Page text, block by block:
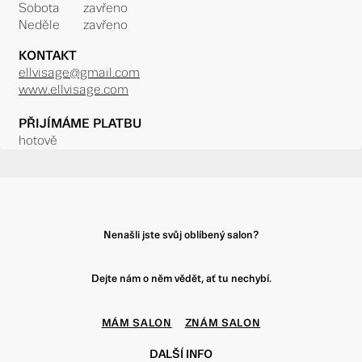
Sobota
zavřeno
Neděle
zavřeno
KONTAKT
ellvisage@gmail.com
www.ellvisage.com
PŘIJÍMÁME PLATBU
hotově
Nenašli jste svůj oblíbený salon?
Dejte nám o něm vědět, ať tu nechybí.
MÁM SALON ZNÁM SALON
DALŠÍ INFO